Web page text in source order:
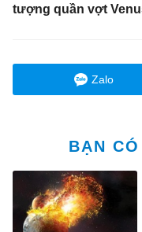
tượng quần vợt
Zalo
BẠN